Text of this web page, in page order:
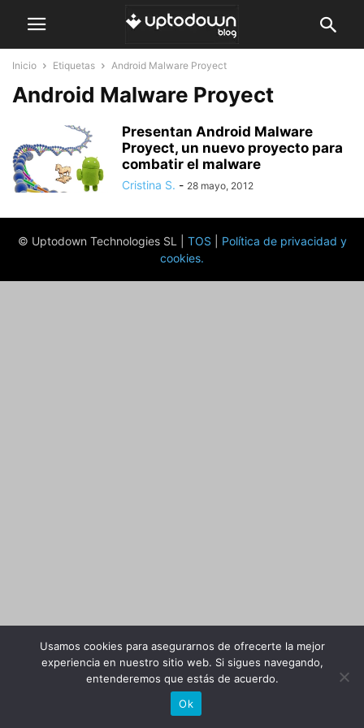
Inicio Etiquetas Android Malware Proyect
Android Malware Proyect
Presentan Android Malware
Proyect, un nuevo proyecto para
combatir el malware
Cristina S. - 28 mayo, 2012
© Uptodown Technologies SL | TOS
Política de privacidad y
cookies.
Usamos cookies para asegurarnos de ofrecerte la mejor
experiencia en nuestro sitio web. Si sigues navegando,
entenderemos que estás de acuerdo.
Ok